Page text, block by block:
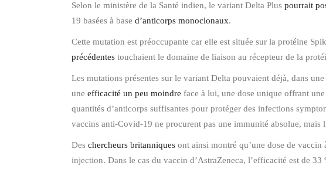
Selon le ministère de la Santé indien, le variant Delta Plus pourrait
19 basées à base d’anticorps monoclonaux.
Cette mutation est préoccupante car elle est située sur la protéine
précédentes touchaient le domaine de liaison au récepteur de la
Les mutations présentes sur le variant Delta pouvaient déjà, dans
une efficacité un peu moindre face à lui, une dose unique offrant
quantités d’anticorps suffisantes pour protéger des infections
vaccins anti-Covid-19 ne procurent pas une immunité absolue, mais
Des chercheurs britanniques ont ainsi montré qu’une dose de
injection. Dans le cas du vaccin d’AstraZeneca, l’efficacité est de